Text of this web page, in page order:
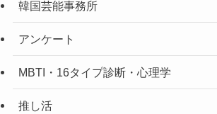
韓国芸能事務所
アンケート
MBTI・16タイプ診断・心理学
推し活